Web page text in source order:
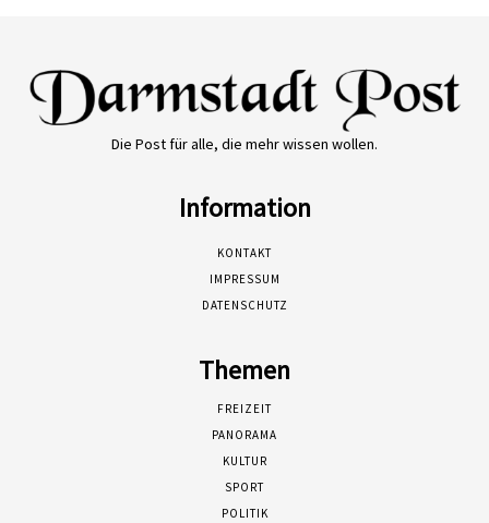
Die Post für alle, die mehr wissen wollen.
Information
KONTAKT
IMPRESSUM
DATENSCHUTZ
Themen
FREIZEIT
PANORAMA
KULTUR
SPORT
POLITIK